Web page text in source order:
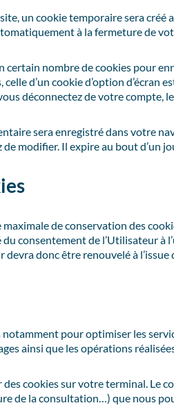
un cookie temporaire sera
à la fermeture de
nombre de cookies pour
d’un cookie d’option d’écran
déconnectez de votre compte,
sera enregistré dans votre
modifier. Il expire au bout d’un
de conservation des
consentement de l’Utilisateur à
donc être renouvelé à l’issue
pour optimiser les
ainsi que les opérations
cookies sur votre terminal. Le
de la consultation…) que nous